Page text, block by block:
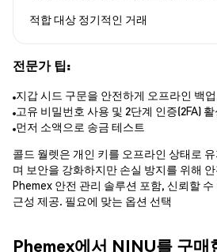
적합 대상 정기적인 거래
전문가 팁:
지갑 시드 구문을 안전하게 오프라인 백
고유 비밀번호 사용 및 2단계 인증(2FA)
먼저 소액으로 송금 테스트
콜드 월렛은 개인 키를 오프라인 상태로
며 보안을 강화하지만 손실 방지를 위해
Phemex 안전 관리 솔루션 포함, 신뢰할
근성 제공. 필요에 맞는 옵션 선택
Phemex에서 NINU를 구매